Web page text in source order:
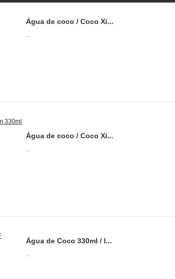
Água de coco / Coco Xi...
..
Água de coco / Coco Xi...
..
Água de Coco 330ml / I...
..